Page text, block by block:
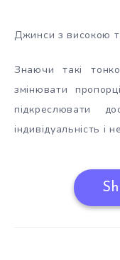
Джинси з високою
Знаючи такі
змінювати
підкреслювати
індивідуальність і